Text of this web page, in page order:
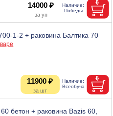
14000 ₽
1-2 + раковина Балтика 70
11900 ₽
бетон + раковина Bazis 60,